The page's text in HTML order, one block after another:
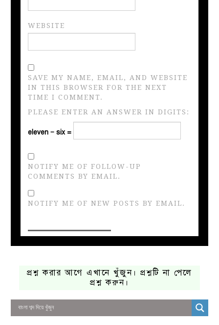
WEBSITE
SAVE MY NAME, EMAIL, AND WEBSITE
IN THIS BROWSER FOR THE NEXT
TIME I COMMENT.
PLEASE ENTER AN ANSWER IN DIGITS:
eleven − six =
NOTIFY ME OF FOLLOW-UP
COMMENTS BY EMAIL.
NOTIFY ME OF NEW POSTS BY EMAIL.
প্রশ্ন করার আগে এখানে খুঁজুন। প্রশ্নটি না পেলে
প্রশ্ন করুন।